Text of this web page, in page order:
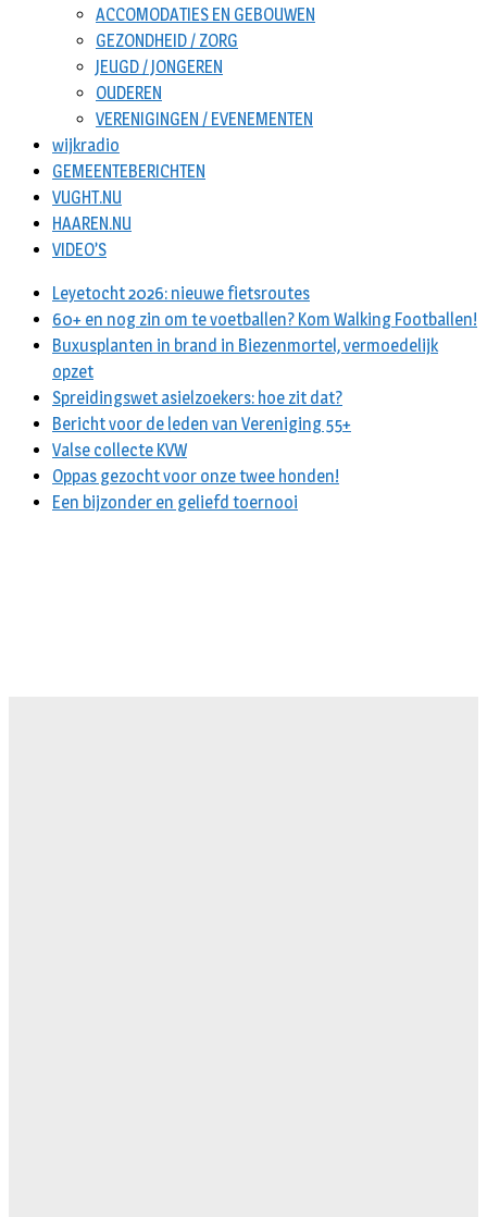
ACCOMODATIES EN GEBOUWEN
GEZONDHEID / ZORG
JEUGD / JONGEREN
OUDEREN
VERENIGINGEN / EVENEMENTEN
wijkradio
GEMEENTEBERICHTEN
VUGHT.NU
HAAREN.NU
VIDEO’S
Leyetocht 2026: nieuwe fietsroutes
60+ en nog zin om te voetballen? Kom Walking Footballen!
Buxusplanten in brand in Biezenmortel, vermoedelijk
opzet
Spreidingswet asielzoekers: hoe zit dat?
Bericht voor de leden van Vereniging 55+
Valse collecte KVW
Oppas gezocht voor onze twee honden!
Een bijzonder en geliefd toernooi